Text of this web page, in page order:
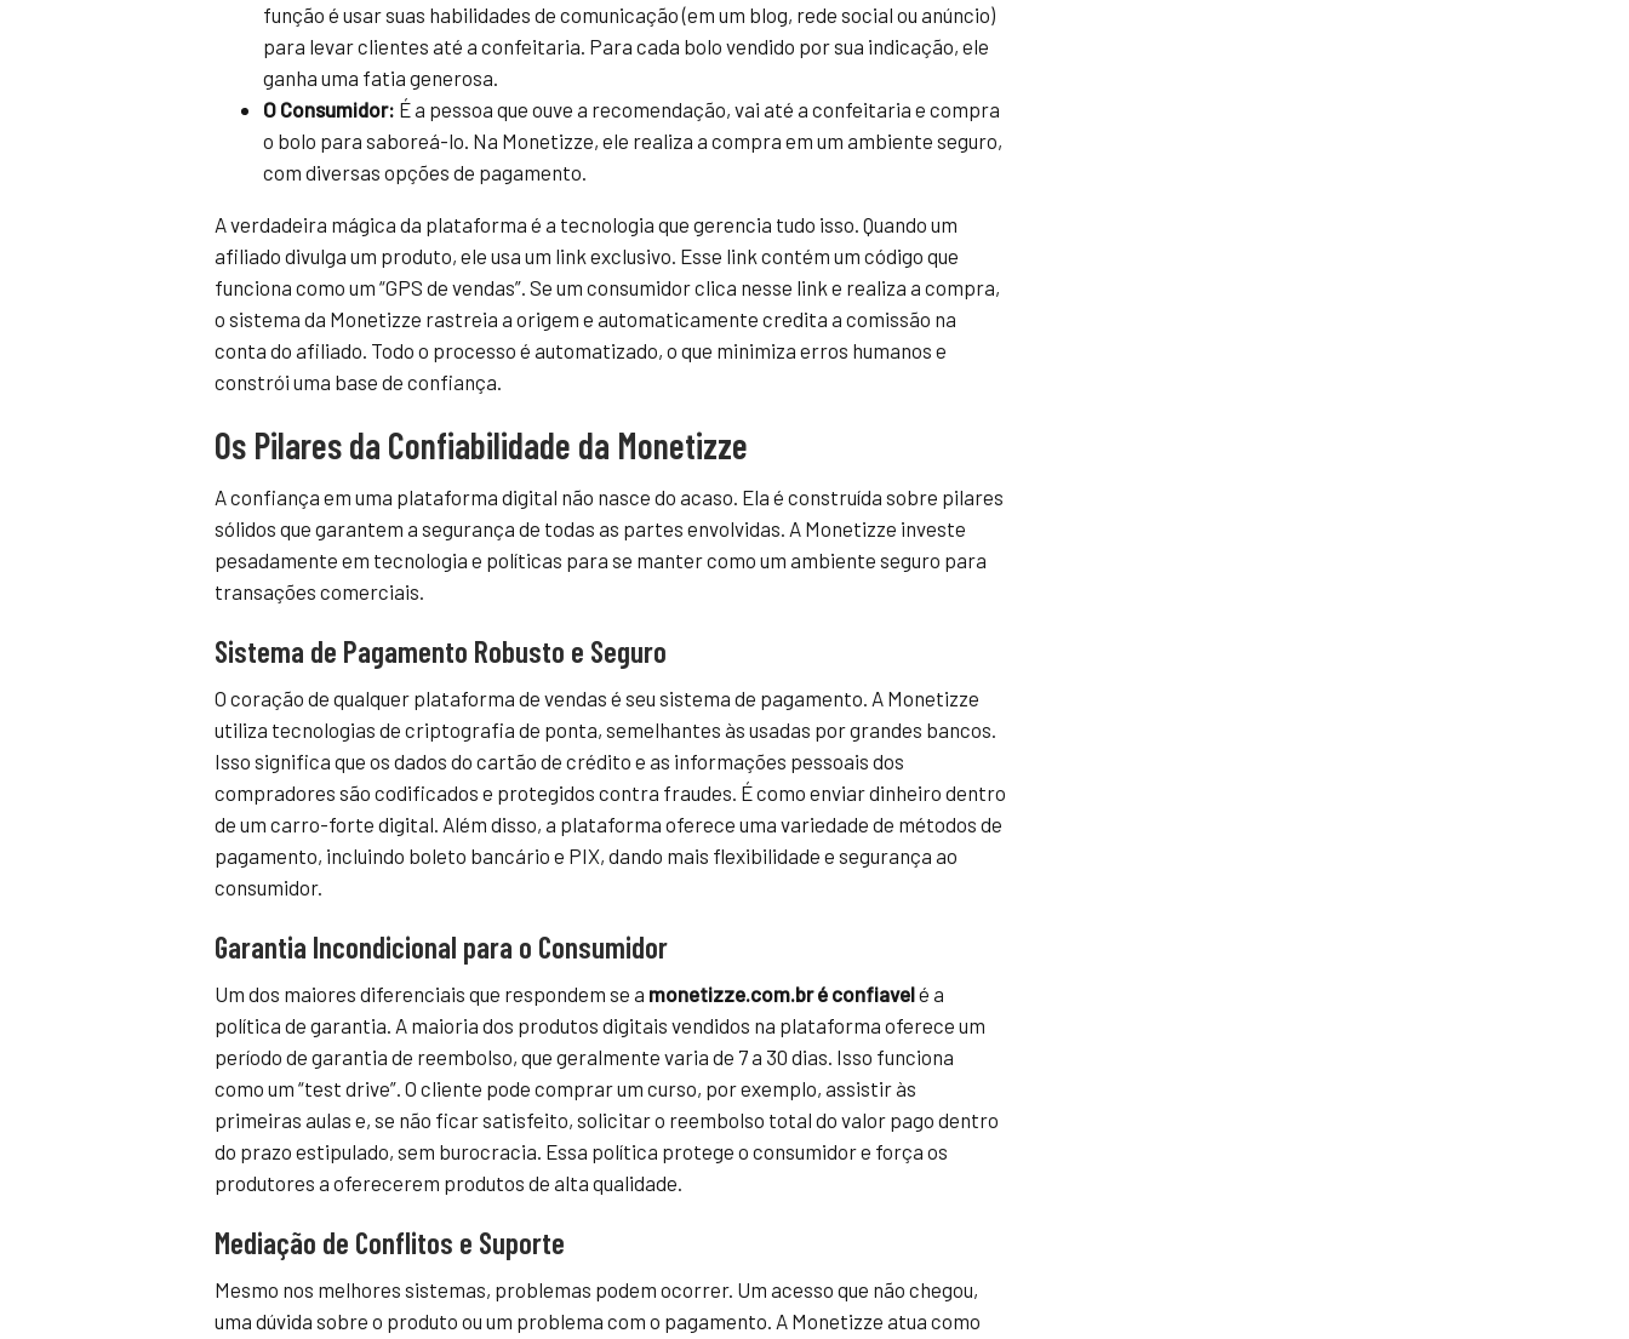
função é usar suas habilidades de comunicação (em um blog, rede social ou anúncio)
para levar clientes até a confeitaria. Para cada bolo vendido por sua indicação, ele
ganha uma fatia generosa.
O Consumidor: É a pessoa que ouve a recomendação, vai até a confeitaria e compra
o bolo para saboreá-lo. Na Monetizze, ele realiza a compra em um ambiente seguro,
com diversas opções de pagamento.
A verdadeira mágica da plataforma é a tecnologia que gerencia tudo isso. Quando um
afiliado divulga um produto, ele usa um link exclusivo. Esse link contém um código que
funciona como um “GPS de vendas”. Se um consumidor clica nesse link e realiza a compra,
o sistema da Monetizze rastreia a origem e automaticamente credita a comissão na
conta do afiliado. Todo o processo é automatizado, o que minimiza erros humanos e
constrói uma base de confiança.
Os Pilares da Confiabilidade da Monetizze
A confiança em uma plataforma digital não nasce do acaso. Ela é construída sobre pilares
sólidos que garantem a segurança de todas as partes envolvidas. A Monetizze investe
pesadamente em tecnologia e políticas para se manter como um ambiente seguro para
transações comerciais.
Sistema de Pagamento Robusto e Seguro
O coração de qualquer plataforma de vendas é seu sistema de pagamento. A Monetizze
utiliza tecnologias de criptografia de ponta, semelhantes às usadas por grandes bancos.
Isso significa que os dados do cartão de crédito e as informações pessoais dos
compradores são codificados e protegidos contra fraudes. É como enviar dinheiro dentro
de um carro-forte digital. Além disso, a plataforma oferece uma variedade de métodos de
pagamento, incluindo boleto bancário e PIX, dando mais flexibilidade e segurança ao
consumidor.
Garantia Incondicional para o Consumidor
Um dos maiores diferenciais que respondem se a monetizze.com.br é confiavelé a
política de garantia. A maioria dos produtos digitais vendidos na plataforma oferece um
período de garantia de reembolso, que geralmente varia de 7 a 30 dias. Isso funciona
como um “test drive”. O cliente pode comprar um curso, por exemplo, assistir às
primeiras aulas e, se não ficar satisfeito, solicitar o reembolso total do valor pago dentro
do prazo estipulado, sem burocracia. Essa política protege o consumidor e força os
produtores a oferecerem produtos de alta qualidade.
Mediação de Conflitos e Suporte
Mesmo nos melhores sistemas, problemas podem ocorrer. Um acesso que não chegou,
uma dúvida sobre o produto ou um problema com o pagamento. A Monetizze atua como